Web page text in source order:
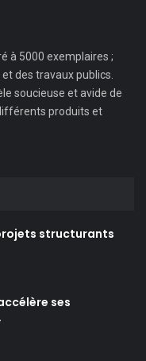
à 5000 exemplaires ;
des travaux publics.
soucieuse et avide de
produits et
structurants
ses